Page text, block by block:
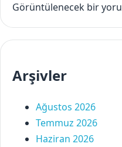
Görüntülenecek bir
Arşivler
Ağustos 2026
Temmuz 2026
Haziran 2026